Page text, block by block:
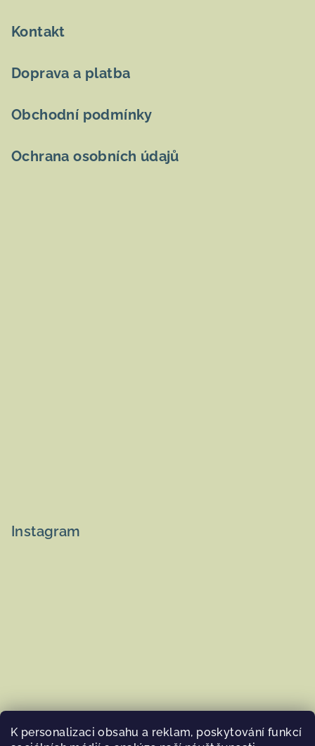
K personalizaci obsahu a reklam, poskytování funkcí
Kontakt
Doprava a platba
Obchodní podmínky
Ochrana osobních údajů
Instagram